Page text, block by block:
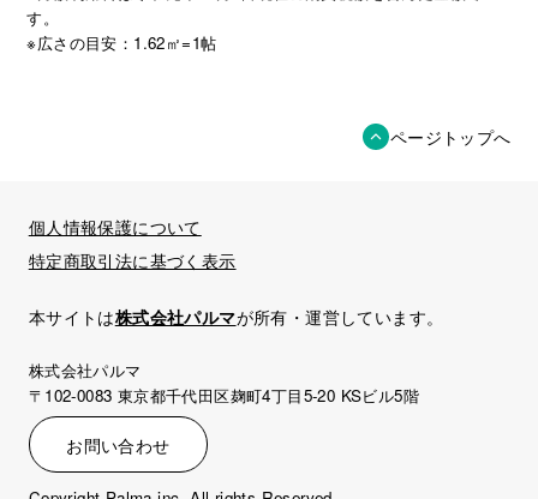
す。
※広さの目安：1.62㎡=1帖
ページトップへ
個人情報保護について
特定商取引法に基づく表示
本サイトは株式会社パルマが所有・運営しています。
株式会社パルマ
〒102-0083 東京都千代田区麹町4丁目5-20 KSビル5階
お問い合わせ